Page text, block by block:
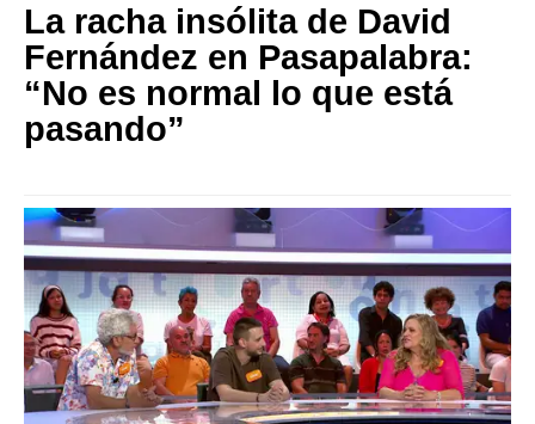
La racha insólita de David
Fernández en Pasapalabra:
“No es normal lo que está
pasando”